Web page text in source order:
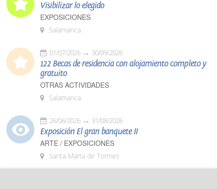
Visibilizar lo elegido
EXPOSICIONES
Salamanca
01/07/2026 30/09/2026
122 Becas de residencia con alojamiento completo y
gratuito
OTRAS ACTIVIDADES
Salamanca
26/06/2026 31/08/2026
Exposición El gran banquete II
ARTE / EXPOSICIONES
Santa Marta de Tormes